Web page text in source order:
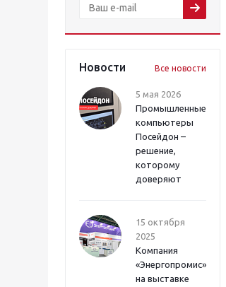
Новости Все новости
5 мая 2026
Промышленные
компьютеры
Посейдон –
решение,
которому
доверяют
15 октября
2025
Компания
«Энергопромис»
на выставке